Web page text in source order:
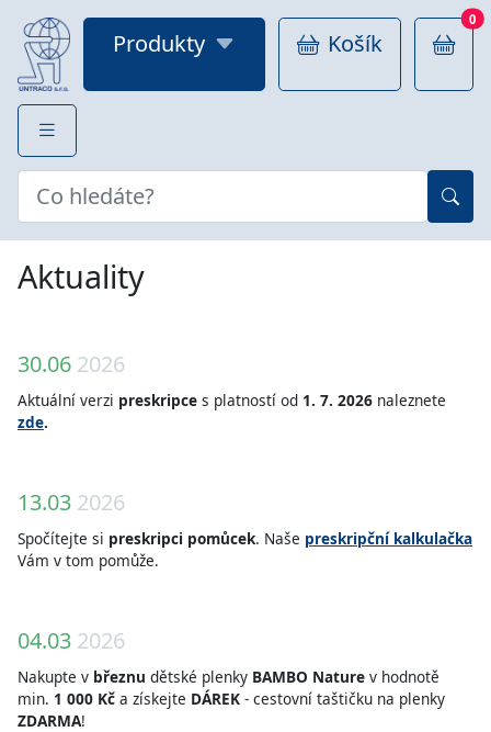
Produkty Košík
0
Aktuality
30.06 2026
Aktuální verzi preskripce s platností od 1. 7. 2026 naleznete
zde.
13.03 2026
Spočítejte si preskripci pomůcek. Naše preskripční kalkulačka
Vám v tom pomůže.
04.03 2026
Nakupte v březnu dětské plenky BAMBO Nature v hodnotě
min. 1 000 Kč a získejte DÁREK - cestovní taštičku na plenky
ZDARMA!